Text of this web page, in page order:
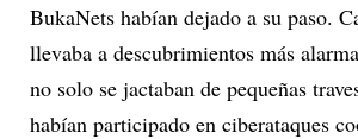
BukaNets habían dejado a su paso.
llevaba a descubrimientos más
no solo se jactaban de pequeñas
habían participado en ciberataques